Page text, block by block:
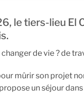
le tiers-lieu
changer de vie ? de
mûrir son projet
un séjour